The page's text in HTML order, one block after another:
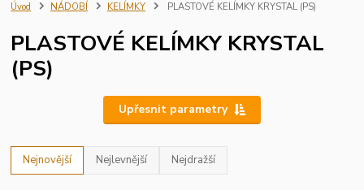
Úvod NÁDOBÍ KELÍMKY PLASTOVÉ KELÍMKY KRYSTAL (PS)
PLASTOVÉ KELÍMKY KRYSTAL
(PS)
Upřesnit parametry
Nejnovější Nejlevnější Nejdražší